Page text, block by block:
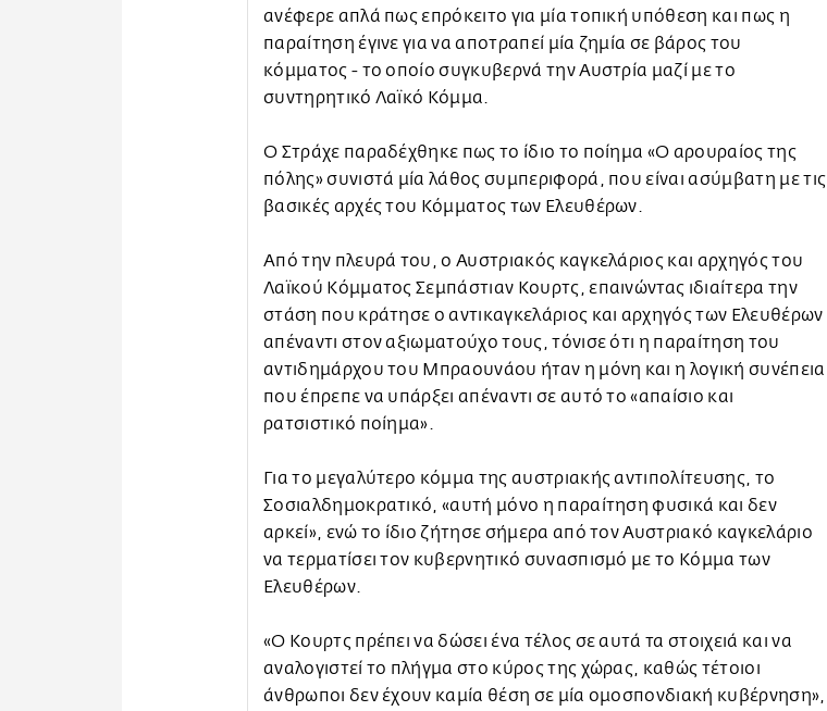
ανέφερε απλά πως επρόκειτο για μία τοπική υπόθεση και πως η
παραίτηση έγινε για να αποτραπεί μία ζημία σε βάρος του
κόμματος - το οποίο συγκυβερνά την Αυστρία μαζί με το
συντηρητικό Λαϊκό Κόμμα.
Ο Στράχε παραδέχθηκε πως το ίδιο το ποίημα «Ο αρουραίος της
πόλης» συνιστά μία λάθος συμπεριφορά, που είναι ασύμβατη με τις
βασικές αρχές του Κόμματος των Ελευθέρων.
Από την πλευρά του, ο Αυστριακός καγκελάριος και αρχηγός του
Λαϊκού Κόμματος Σεμπάστιαν Κουρτς, επαινώντας ιδιαίτερα την
στάση που κράτησε ο αντικαγκελάριος και αρχηγός των Ελευθέρων
απέναντι στον αξιωματούχο τους, τόνισε ότι η παραίτηση του
αντιδημάρχου του Μπραουνάου ήταν η μόνη και η λογική συνέπεια
που έπρεπε να υπάρξει απέναντι σε αυτό το «απαίσιο και
ρατσιστικό ποίημα».
Για το μεγαλύτερο κόμμα της αυστριακής αντιπολίτευσης, το
Σοσιαλδημοκρατικό, «αυτή μόνο η παραίτηση φυσικά και δεν
αρκεί», ενώ το ίδιο ζήτησε σήμερα από τον Αυστριακό καγκελάριο
να τερματίσει τον κυβερνητικό συνασπισμό με το Κόμμα των
Ελευθέρων.
«Ο Κουρτς πρέπει να δώσει ένα τέλος σε αυτά τα στοιχειά και να
αναλογιστεί το πλήγμα στο κύρος της χώρας, καθώς τέτοιοι
άνθρωποι δεν έχουν καμία θέση σε μία ομοσπονδιακή κυβέρνηση»,